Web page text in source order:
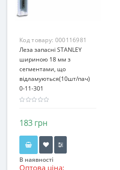
Код товару: 000116981
Леза запасні STANLEY
шириною 18 мм з
сегментами, що
відламуються(10шт/пач)
0-11-301
183 грн
В наявності
Оптова ціна: